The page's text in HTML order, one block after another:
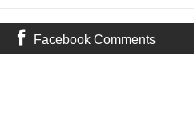
Facebook Comments